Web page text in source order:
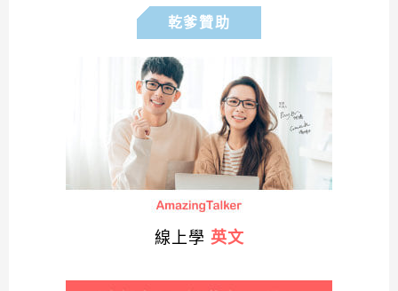
乾爹贊助
線上學 英文